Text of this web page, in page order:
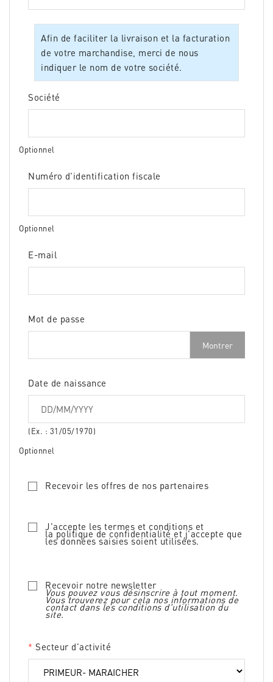
Afin de faciliter la livraison et la facturation
de votre marchandise, merci de nous
indiquer le nom de votre société.
Société
Optionnel
Numéro d'identification fiscale
Optionnel
E-mail
Mot de passe
Montrer
Date de naissance
(Ex. : 31/05/1970)
Optionnel
Recevoir les offres de nos partenaires
J'accepte les termes et conditions et
lapolitique de confidentialitéet j'accepte que
les données saisies soient utilisées.
Recevoir notre newsletter
Vous pouvez vous désinscrire à tout moment.
Vous trouverez pour cela nos informations de
contact dans les conditions d'utilisation du
site.
* Secteur d’activité